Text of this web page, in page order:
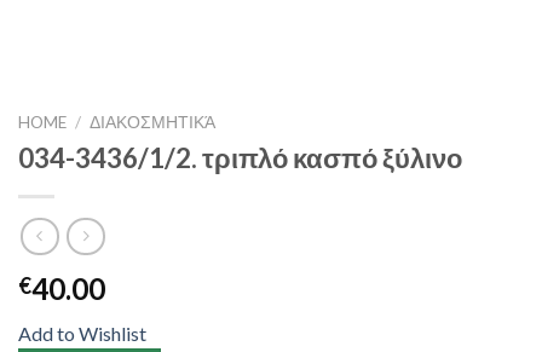
HOME / ΔΙΑΚΟΣΜΗΤΙΚΆ
034-3436/1/2. τριπλό κασπό ξύλινο
€40.00
Add to Wishlist